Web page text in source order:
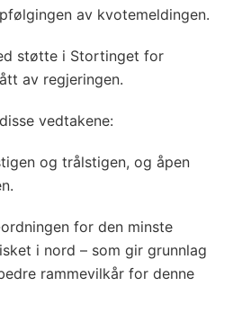
av kvotemeldingen.
støtte i Stortinget for
av regjeringen.
vedtakene:
og trålstigen, og åpen
for den minste
i nord – som gir grunnlag
rammevilkår for denne